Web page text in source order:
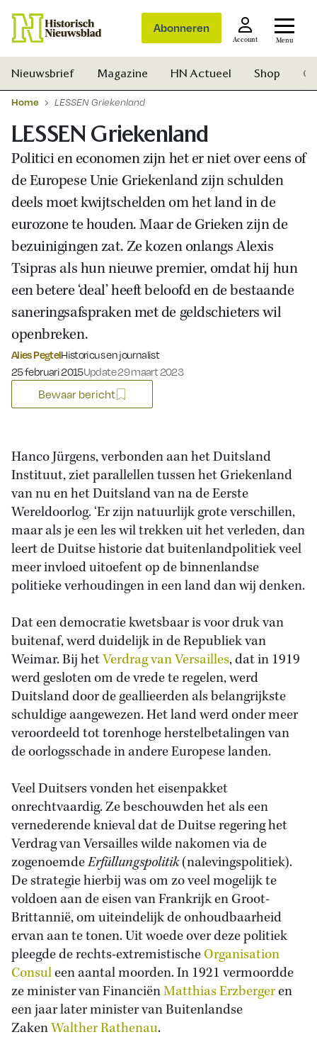
Abonneren
Account Menu
Zoek
Nieuwsbrief Magazine HN Actueel Shop
Home LESSEN Griekenland
LESSEN Griekenland
Politici en economen zijn het er niet over eens of
de Europese Unie Griekenland zijn schulden
deels moet kwijtschelden om het land in de
eurozone te houden. Maar de Grieken zijn de
bezuinigingen zat. Ze kozen onlangs Alexis
Tsipras als hun nieuwe premier, omdat hij hun
een betere ‘deal’ heeft beloofd en de bestaande
saneringsafspraken met de geldschieters wil
openbreken.
Alies PegtelHistoricus en journalist
Gepubliceerd op:
25 februari 2015Update 29 maart 2023
Bewaar bericht
Hanco Jürgens, verbonden aan het Duitsland
Instituut, ziet parallellen tussen het Griekenland
van nu en het Duitsland van na de Eerste
Wereldoorlog. ‘Er zijn natuurlijk grote verschillen,
maar als je een les wil trekken uit het verleden, dan
leert de Duitse historie dat buitenlandpolitiek veel
meer invloed uitoefent op de binnenlandse
politieke verhoudingen in een land dan wij denken.
Dat een democratie kwetsbaar is voor druk van
buitenaf, werd duidelijk in de Republiek van
Weimar. Bij hetVerdrag van Versailles, dat in 1919
werd gesloten om de vrede te regelen, werd
Duitsland door de geallieerden als belangrijkste
schuldige aangewezen. Het land werd onder meer
veroordeeld tot torenhoge herstelbetalingen van
de oorlogsschade in andere Europese landen.
Veel Duitsers vonden het eisenpakket
onrechtvaardig. Ze beschouwden het als een
vernederende knieval dat de Duitse regering het
Verdrag van Versailles wilde nakomen via de
zogenoemdeErfüllungspolitik(nalevingspolitiek).
De strategie hierbij was om zo veel mogelijk te
voldoen aan de eisen van Frankrijk en Groot-
Brittannië, om uiteindelijk de onhoudbaarheid
ervan aan te tonen. Uit woede over deze politiek
pleegde de rechts-extremistischeOrganisation
Consuleen aantal moorden. In 1921 vermoordde
ze minister van FinanciënMatthias Erzbergeren
een jaar later minister van Buitenlandse
ZakenWalther Rathenau.